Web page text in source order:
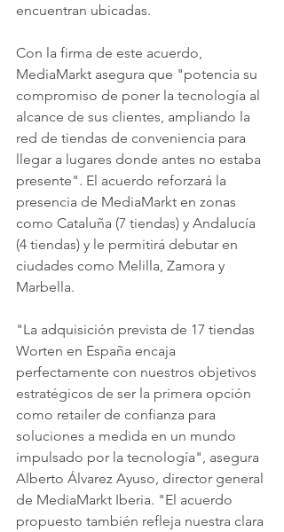
encuentran ubicadas.
Con la firma de este acuerdo,
MediaMarkt asegura que "potencia su
compromiso de poner la tecnología al
alcance de sus clientes, ampliando la
red de tiendas de conveniencia para
llegar a lugares donde antes no estaba
presente". El acuerdo reforzará la
presencia de MediaMarkt en zonas
como Cataluña (7 tiendas) y Andalucía
(4 tiendas) y le permitirá debutar en
ciudades como Melilla, Zamora y
Marbella.
"La adquisición prevista de 17 tiendas
Worten en España encaja
perfectamente con nuestros objetivos
estratégicos de ser la primera opción
como retailer de confianza para
soluciones a medida en un mundo
impulsado por la tecnología", asegura
Alberto Álvarez Ayuso, director general
de MediaMarkt Iberia. "El acuerdo
propuesto también refleja nuestra clara